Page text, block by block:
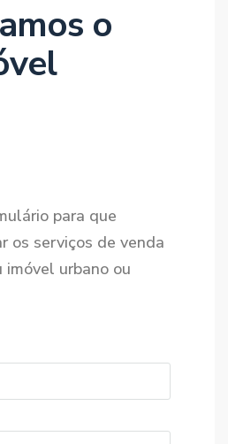
o
para que
os serviços de venda
urbano ou